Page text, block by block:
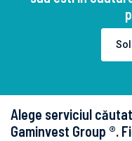
Alege serviciul
Gaminvest Group ®.